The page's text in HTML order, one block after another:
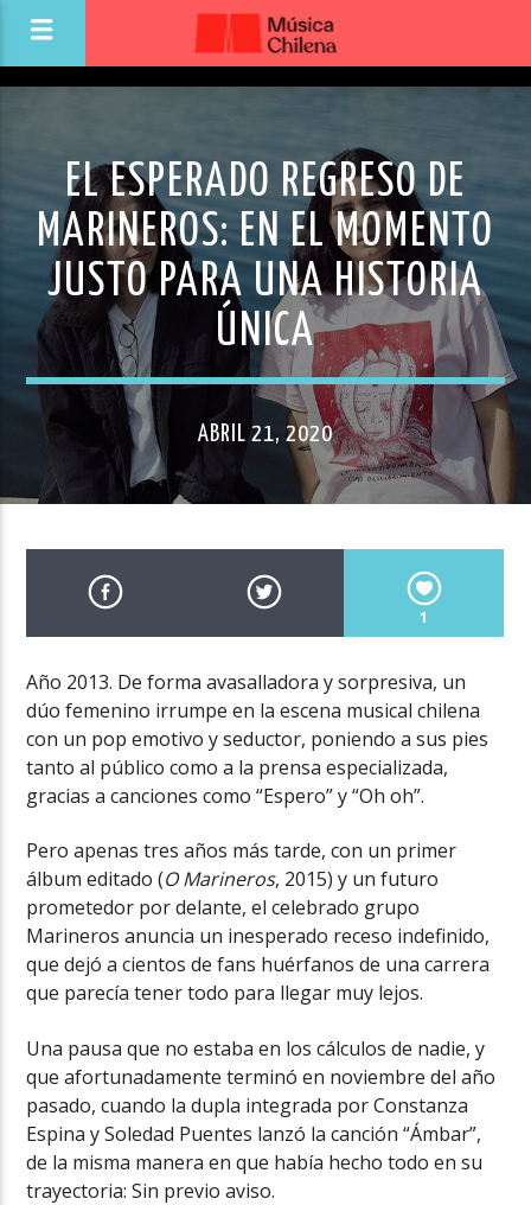
EL ESPERADO REGRESO DE
MARINEROS: EN EL MOMENTO
JUSTO PARA UNA HISTORIA
ÚNICA
ABRIL 21, 2020
1
Año 2013. De forma avasalladora y sorpresiva, un
dúo femenino irrumpe en la escena musical chilena
con un pop emotivo y seductor, poniendo a sus pies
tanto al público como a la prensa especializada,
gracias a canciones como “Espero” y “Oh oh”.
Pero apenas tres años más tarde, con un primer
álbum editado (O Marineros, 2015) y un futuro
prometedor por delante, el celebrado grupo
Marineros anuncia un inesperado receso indefinido,
que dejó a cientos de fans huérfanos de una carrera
que parecía tener todo para llegar muy lejos.
Una pausa que no estaba en los cálculos de nadie, y
que afortunadamente terminó en noviembre del año
pasado, cuando la dupla integrada por Constanza
Espina y Soledad Puentes lanzó la canción “Ámbar”,
de la misma manera en que había hecho todo en su
trayectoria: Sin previo aviso.